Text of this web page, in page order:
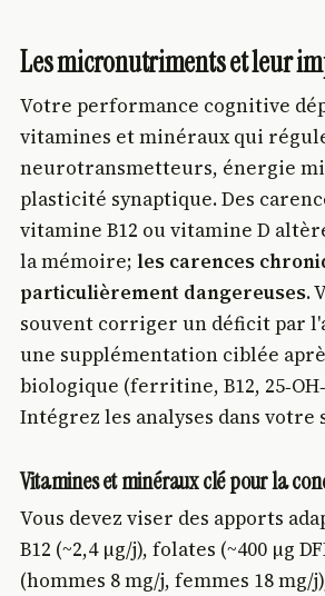
Les micronutriments et leur
Votre performance cognitive
vitamines et minéraux qui
neurotransmetteurs, énergie
plasticité synaptique. Des
vitamine B12 ou vitamine D
la mémoire;les carences
particulièrement dangereuses.
souvent corriger un déficit par
une supplémentation ciblée
biologique (ferritine, B12,
Intégrez les analyses dans votre
Vitamines et minéraux clé pour la
Vous devez viser des apports
B12 (~2,4 µg/j), folates (~400 µg
(hommes 8 mg/j, femmes 18 mg/